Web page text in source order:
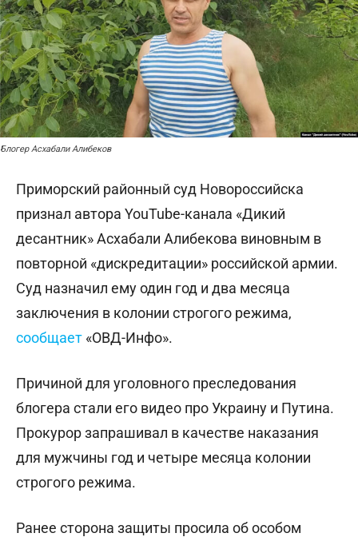
Блогер Асхабали Алибеков
Приморский районный суд Новороссийска
признал автора YouTube-канала «Дикий
десантник» Асхабали Алибекова виновным в
повторной «дискредитации» российской армии.
Суд назначил ему один год и два месяца
заключения в колонии строгого режима,
сообщает «ОВД-Инфо».
Причиной для уголовного преследования
блогера стали его видео про Украину и Путина.
Прокурор запрашивал в качестве наказания
для мужчины год и четыре месяца колонии
строгого режима.
Ранее сторона защиты просила об особом